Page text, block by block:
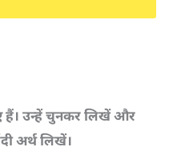
हैं। उन्हें चुनकर लिखें और
अर्थ लिखें।